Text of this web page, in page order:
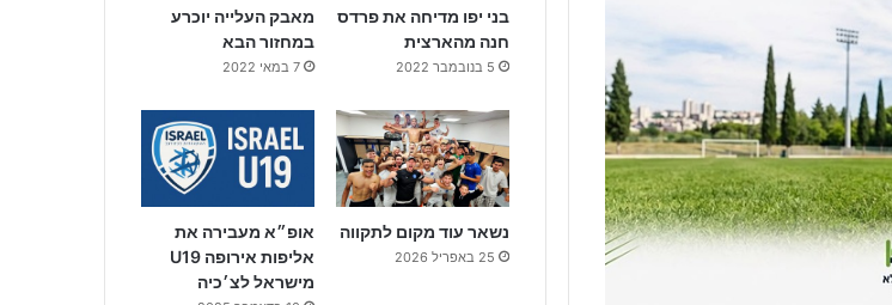
בני יפו מדיחה את פרדס
חנה מהארצית
5 בנובמבר 2022
מאבק העלייה יוכרע
במחזור הבא
7 במאי 2022
נשאר עוד מקום לתקווה
25 באפריל 2026
אופ״א מעבירה את
אליפות אירופה U19
מישראל לצ׳כיה